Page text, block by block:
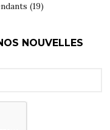
(19)
NOUVELLES